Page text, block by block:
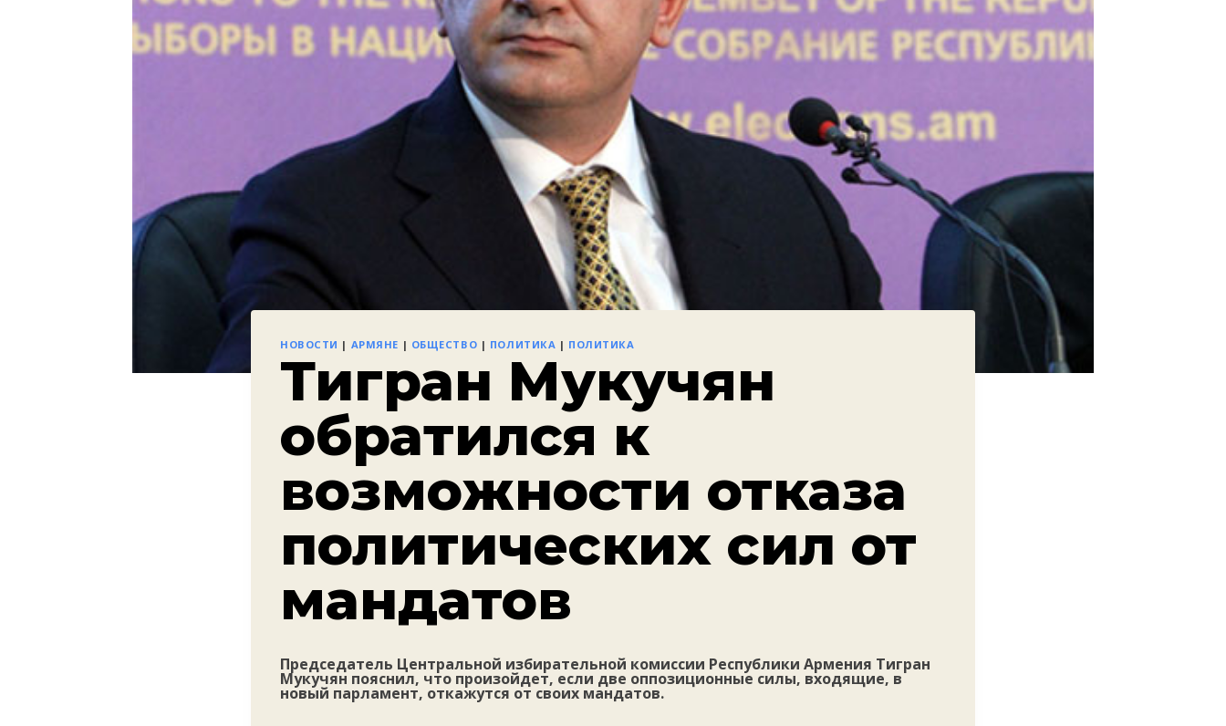
НОВОСТИ | АРМЯНЕ | ОБЩЕСТВО | ПОЛИТИКА | ПОЛИТИКА
Тигран Мукучян
обратился к
возможности отказа
политических сил от
мандатов
Председатель Центральной избирательной комиссии Республики Армения Тигран
Мукучян пояснил, что произойдет, если две оппозиционные силы, входящие, в
новый парламент, откажутся от своих мандатов.